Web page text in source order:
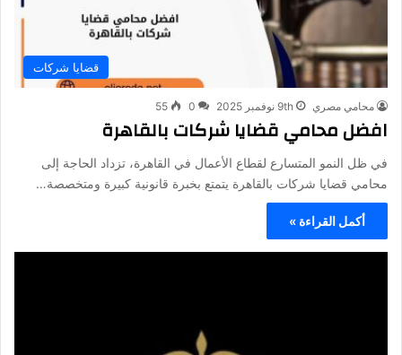
قضايا شركات
محامي مصري 9th نوفمبر 2025 0
55
افضل محامي قضايا شركات بالقاهرة
في ظل النمو المتسارع لقطاع الأعمال في القاهرة، تزداد الحاجة إلى
محامي قضايا شركات بالقاهرة يتمتع بخبرة قانونية كبيرة ومتخصصة…
أكمل القراءة »